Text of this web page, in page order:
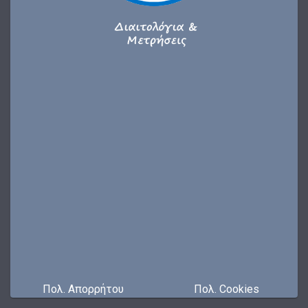
Πολ. Απορρήτου Πολ. Cookies